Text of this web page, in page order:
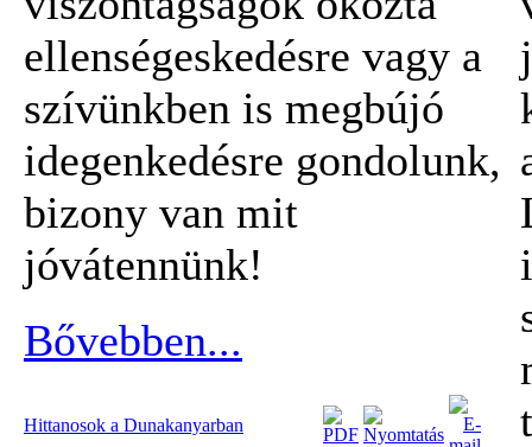
ellenségeskedésre vagy a
szívünkben is megbújó
idegenkedésre gondolunk,
bizony van mit
jóvátennünk!
Bővebben...
Hittanosok a Dunakanyarban